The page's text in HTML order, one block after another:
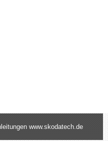
www.skodatech.de